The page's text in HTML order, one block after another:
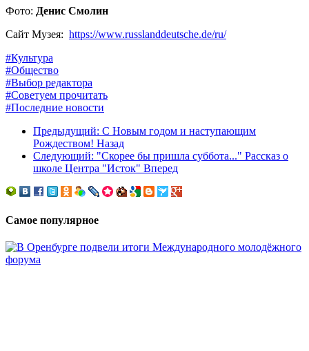
Фото: Денис Смолин
Сайт Музея: https://www.russlanddeutsche.de/ru/
#Культура
#Общество
#Выбор редактора
#Советуем прочитать
#Последние новости
Предыдущий: С Новым годом и наступающим
Рождеством! Назад
Следующий: "Скорее бы пришла суббота..." Рассказ о
школе Центра "Исток" Вперед
Самое популярное